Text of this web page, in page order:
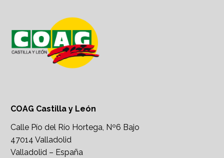
COAG Castilla y León
Calle Pío del Río Hortega, Nº6 Bajo
47014 Valladolid
Valladolid – España